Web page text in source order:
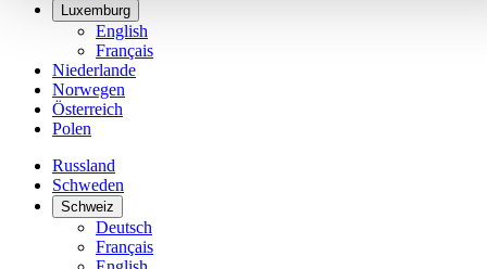
Luxemburg
English
Français
Niederlande
Norwegen
Österreich
Polen
Russland
Schweden
Schweiz
Deutsch
Français